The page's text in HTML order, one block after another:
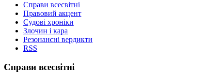
Справи всесвітні
Правовий акцент
Судові хроніки
Злочин і кара
Резонансні вердикти
RSS
Справи всесвітні